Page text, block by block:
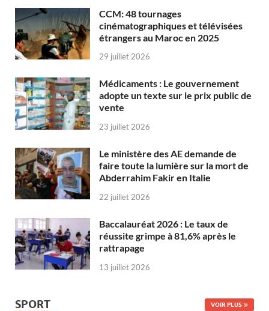
CCM: 48 tournages
cinématographiques et télévisées
étrangers au Maroc en 2025
29 juillet 2026
Médicaments : Le gouvernement
adopte un texte sur le prix public de
vente
23 juillet 2026
Le ministère des AE demande de
faire toute la lumière sur la mort de
Abderrahim Fakir en Italie
22 juillet 2026
Baccalauréat 2026 : Le taux de
réussite grimpe à 81,6% après le
rattrapage
13 juillet 2026
SPORT VOIR PLUS